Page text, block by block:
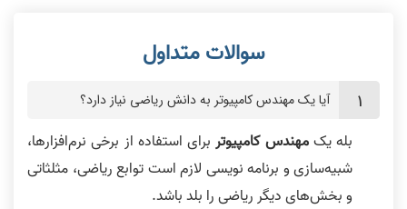
آیا یک مهندس کامپیوتر به دانش ریاضی نیاز دارد؟
بله یکمهندس کامپیوتربرای استفاده از برخی نرم‌افزارها،
شبیه‌سازی و برنامه‌ نویسی لازم است توابع ریاضی، مثلثاتی
و بخش‌های دیگر ریاضی را بلد باشد.